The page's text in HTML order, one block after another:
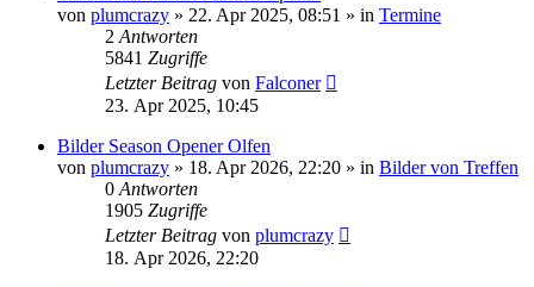
von plumcrazy » 22. Apr 2025, 08:51 » in Termine
2 Antworten
5841 Zugriffe
Letzter Beitrag von Falconer
23. Apr 2025, 10:45
Bilder Season Opener Olfen
von plumcrazy » 18. Apr 2026, 22:20 » in Bilder von Treffen
0 Antworten
1905 Zugriffe
Letzter Beitrag von plumcrazy
18. Apr 2026, 22:20